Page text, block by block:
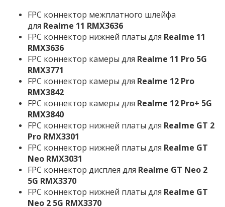
FPC коннектор межплатного шлейфа
для Realme 11 RMX3636
FPC коннектор нижней платы для Realme 11
RMX3636
FPC коннектор камеры для Realme 11 Pro 5G
RMX3771
FPC коннектор камеры для Realme 12 Pro
RMX3842
FPC коннектор камеры для Realme 12 Pro+ 5G
RMX3840
FPC коннектор нижней платы для Realme GT 2
Pro RMX3301
FPC коннектор нижней платы для Realme GT
Neo RMX3031
FPC коннектор дисплея для Realme GT Neo 2
5G RMX3370
FPC коннектор нижней платы для Realme GT
Neo 2 5G RMX3370